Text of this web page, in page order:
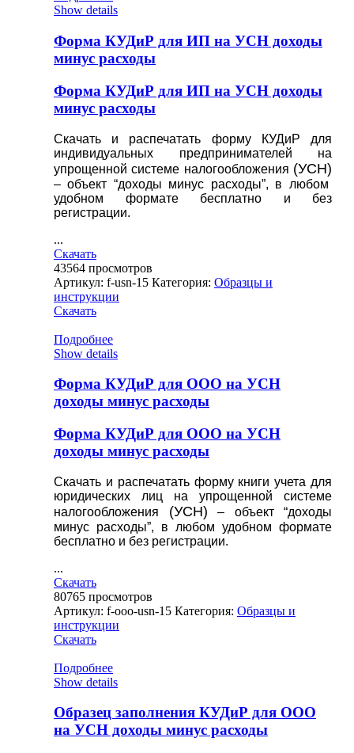
Show details
Форма КУДиР для ИП на УСН доходы
минус расходы
Форма КУДиР для ИП на УСН доходы
минус расходы
Скачать и распечатать форму КУДиР для
индивидуальных предпринимателей на
упрощенной системе налогообложения (УСН)
– объект “доходы минус расходы”, в любом
удобном формате бесплатно и без
регистрации.
...
Скачать
43564 просмотров
Артикул: f-usn-15 Категория: Образцы и
инструкции
Скачать
Подробнее
Show details
Форма КУДиР для ООО на УСН
доходы минус расходы
Форма КУДиР для ООО на УСН
доходы минус расходы
Скачать и распечатать форму книги учета для
юридических лиц на упрощенной системе
налогообложения (УСН) – объект “доходы
минус расходы”, в любом удобном формате
бесплатно и без регистрации.
...
Скачать
80765 просмотров
Артикул: f-ooo-usn-15 Категория: Образцы и
инструкции
Скачать
Подробнее
Show details
Образец заполнения КУДиР для ООО
на УСН доходы минус расходы